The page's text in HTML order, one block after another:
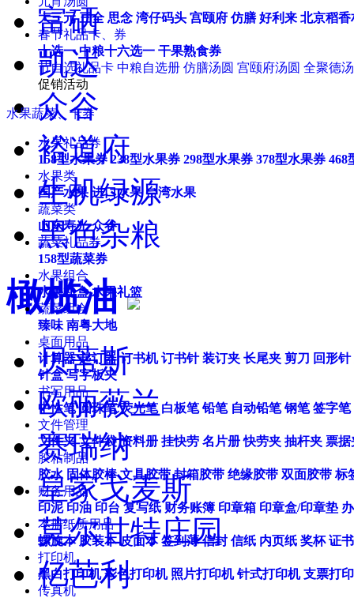
大三元 三全 思念 湾仔码头 宫颐府 仿膳 好利来 北京稻香
春节礼品卡、券
十选一 中粮十六选一 干果熟食券
节自选礼品卡 中粮自选册 仿膳汤圆 宫颐府汤圆 全聚德
促销活动
水果蔬菜、卡券
水果礼品券
158型水果券 238型水果券 298型水果券 378型水果券 468
水果类
国产水果 进口水果 台湾水果
蔬菜类
山东寿光 众谷
蔬菜礼品券
158型蔬菜券
水果组合
水果礼盒 水果礼篮
蔬菜组合
臻味 南粤大地
桌面用品
计算器 起订器 订书机 订书针 装订夹 长尾夹 剪刀 回形针
针盒 写字板夹
书写用品
中性笔 圆珠笔 荧光笔 白板笔 铅笔 自动铅笔 钢笔 签字笔
文件管理
文件夹 文件袋 资料册 挂快劳 名片册 快劳夹 抽杆夹 票据
胶粘制品
胶水 固体胶棒 文具胶带 封箱胶带 绝缘胶带 双面胶带 标
财务用品
印泥 印油 印台 复写纸 财务账簿 印章箱 印章盒/印章垫
本册纸质用品
螺旋本 胶装本 皮面本 签到薄 信封 信纸 内页纸 奖杯 证书
打印机
黑白打印机 彩色打印机 照片打印机 针式打印机 支票打
传真机
富硒
凯达
众谷
裕道府
生机绿源
黑色杂粮
橄榄油
贝蒂斯
欧丽薇兰
赛瑞纳
皇家戈麦斯
莫尔甘特庄园
亿芭利